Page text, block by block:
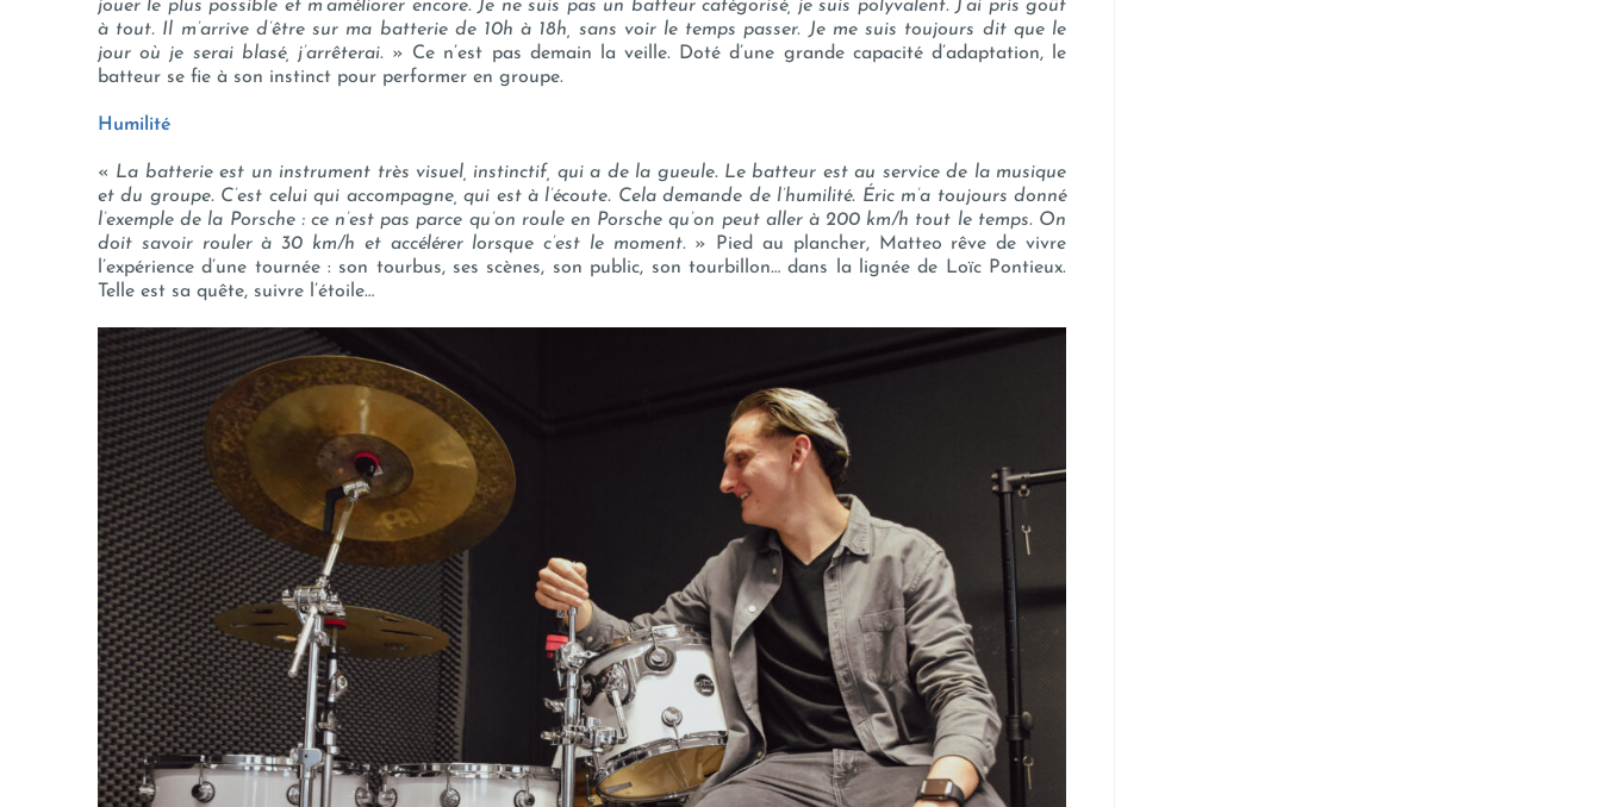
jouer le plus possible et m’améliorer encore. Je ne suis pas un batteur catégorisé, je suis polyvalent. J’ai pris goût
à tout. Il m’arrive d’être sur ma batterie de 10h à 18h, sans voir le temps passer. Je me suis toujours dit que le
jour où je serai blasé, j’arrêterai. » Ce n’est pas demain la veille. Doté d’une grande capacité d’adaptation, le
batteur se fie à son instinct pour performer en groupe.
Humilité
« La batterie est un instrument très visuel, instinctif, qui a de la gueule. Le batteur est au service de la musique
et du groupe. C’est celui qui accompagne, qui est à l’écoute. Cela demande de l’humilité. Éric m’a toujours donné
l’exemple de la Porsche : ce n’est pas parce qu’on roule en Porsche qu’on peut aller à 200 km/h tout le temps. On
doit savoir rouler à 30 km/h et accélérer lorsque c’est le moment.» Pied au plancher, Matteo rêve de vivre
l’expérience d’une tournée : son tourbus, ses scènes, son public, son tourbillon… dans la lignée de Loïc Pontieux.
Telle est sa quête, suivre l’étoile…